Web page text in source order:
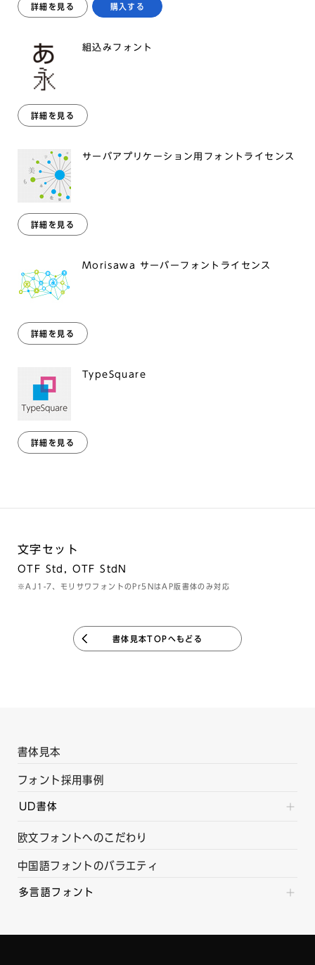
詳細を見る 購入する
組込みフォント
詳細を見る
サーバアプリケーション用フォントライセンス
詳細を見る
Morisawa サーバーフォントライセンス
詳細を見る
TypeSquare
詳細を見る
文字セット
OTF Std, OTF StdN
※AJ1-7、モリサワフォントのPr5NはAP版書体のみ対応
書体見本TOPへもどる
書体見本
フォント採用事例
UD書体
欧文フォントへのこだわり
中国語フォントのバラエティ
多言語フォント